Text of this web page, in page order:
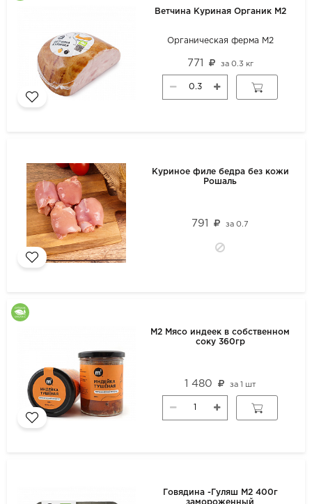
Ветчина Куриная Органик М2
Органическая ферма М2
771 за 0.3 кг
Куриное филе бедра без кожи
Рошаль
791 за0.7
М2 Мясо индеек в собственном
соку 360гр
1 480 за 1 шт
Говядина -Гуляш М2 400г
замороженный